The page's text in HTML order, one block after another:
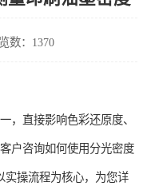
数：1370
，直接影响色彩还原度、
户咨询如何使用分光密度
实操流程为核心，为您详